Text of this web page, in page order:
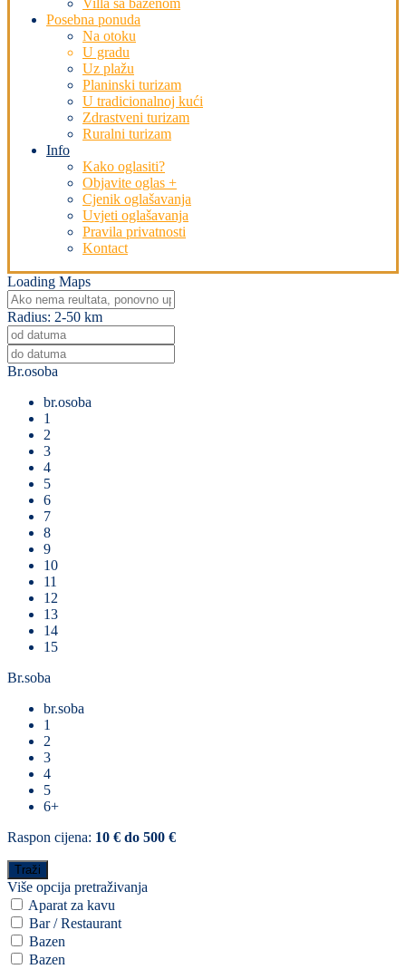
Villa sa bazenom
Posebna ponuda
Na otoku
U gradu
Uz plažu
Planinski turizam
U tradicionalnoj kući
Zdrastveni turizam
Ruralni turizam
Info
Kako oglasiti?
Objavite oglas +
Cjenik oglašavanja
Uvjeti oglašavanja
Pravila privatnosti
Kontact
Loading Maps
Radius: 2-50 km
Br.osoba
br.osoba
1
2
3
4
5
6
7
8
9
10
11
12
13
14
15
Br.soba
br.soba
1
2
3
4
5
6+
Raspon cijena: 10 € do 500 €
Više opcija pretraživanja
Aparat za kavu
Bar / Restaurant
Bazen
Bazen